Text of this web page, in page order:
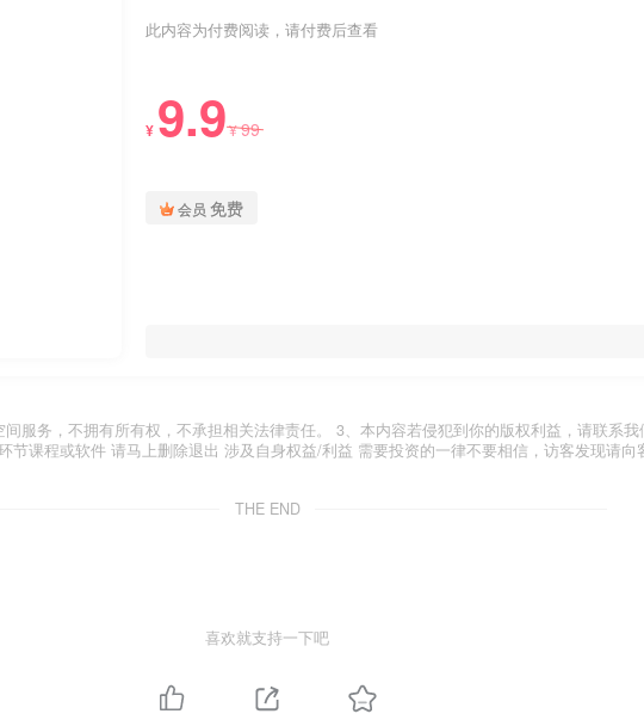
此内容为付费阅读，请付费后查看
¥ 9.9¥99
会员 免费
服务，不拥有所有权，不承担相关法律责任。 3、本内容若侵犯到你的版权利益，请联系
课程或软件 请马上删除退出 涉及自身权益/利益 需要投资的一律不要相信，访客发现请
THE END
喜欢就支持一下吧